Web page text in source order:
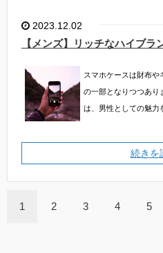
2023.12.02
【メンズ】リッチなハイブラ
スマホケースは財布や
の一部となりつつあり
は、男性としての魅力
続きを
1 2 3 4 5